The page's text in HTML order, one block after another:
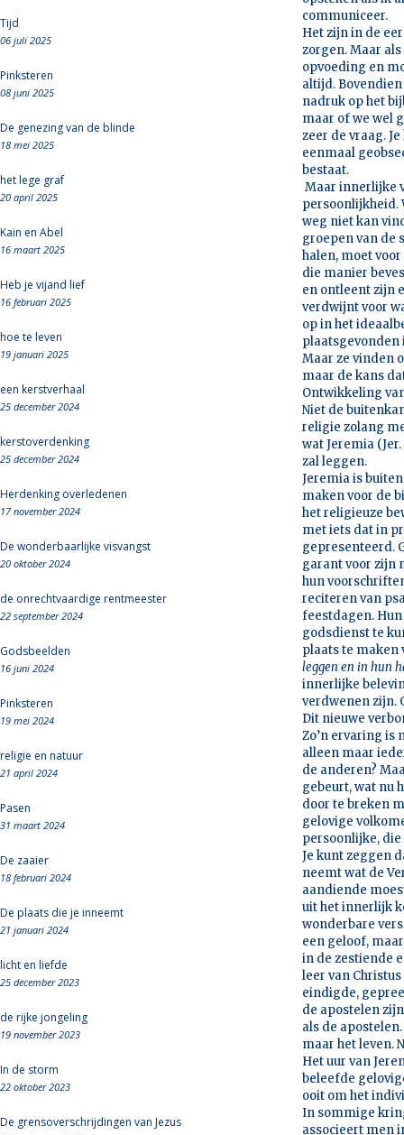
Tijd
06 juli 2025
Pinksteren
08 juni 2025
De genezing van de blinde
18 mei 2025
het lege graf
20 april 2025
Kain en Abel
16 maart 2025
Heb je vijand lief
16 februari 2025
hoe te leven
19 januari 2025
een kerstverhaal
25 december 2024
kerstoverdenking
25 december 2024
Herdenking overledenen
17 november 2024
De wonderbaarlijke visvangst
20 oktober 2024
de onrechtvaardige rentmeester
22 september 2024
Godsbeelden
16 juni 2024
Pinksteren
19 mei 2024
religie en natuur
21 april 2024
Pasen
31 maart 2024
De zaaier
18 februari 2024
De plaats die je inneemt
21 januari 2024
licht en liefde
25 december 2023
de rijke jongeling
19 november 2023
In de storm
22 oktober 2023
De grensoverschrijdingen van Jezus
communiceer.
Het zijn in de
zorgen. Maar
opvoeding en
altijd.
nadruk op het
maar of we wel
zeer de vraag.
eenmaal
bestaat.
Maar innerlijke
persoonlijkheid.
weg niet kan
groepen van de
halen, moet
die manier
en ontleent zijn
verdwijnt voor
op in het
plaatsgevonden
Maar ze vinden
maar de kans
Ontwikkeling
Niet de
religie zolang
wat Jeremia
zal leggen.
Jeremia is
maken voor de
het religieuze
met iets dat in
gepresenteerd.
garant voor zijn
hun
reciteren van
feestdagen.
godsdienst te
plaats te
leggen en in hun
innerlijke
verdwenen zijn.
Dit nieuwe
Zo’n ervaring is
alleen maar
de anderen?
gebeurt, wat nu
door te breken
gelovige
persoonlijke,
Je kunt zeggen
neemt wat de
aandiende
uit het innerlijk
wonderbare
een geloof,
in de zestiende
leer van
eindigde,
de apostelen
als de
maar het leven.
Het uur van
beleefde
ooit om het
In sommige
associeert men